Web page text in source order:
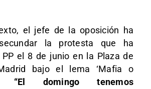
el jefe de la oposición ha
la protesta que ha
el 8 de junio en la Plaza de
bajo el lema ‘Mafia o
“El domingo tenemos